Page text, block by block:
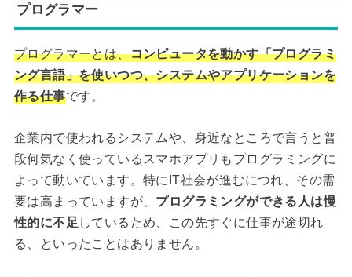
プログラマー
プログラマーとは、コンピュータを動かす「プログラミ
ング言語」を使いつつ、システムやアプリケーションを
作る仕事です。
企業内で使われるシステムや、身近なところで言うと普
段何気なく使っているスマホアプリもプログラミングに
よって動いています。特にIT社会が進むにつれ、その需
要は高まっていますが、 プログラミングができる人は慢
性的に不足 しているため、この先すぐに仕事が途切れ
る、といったことはありません。